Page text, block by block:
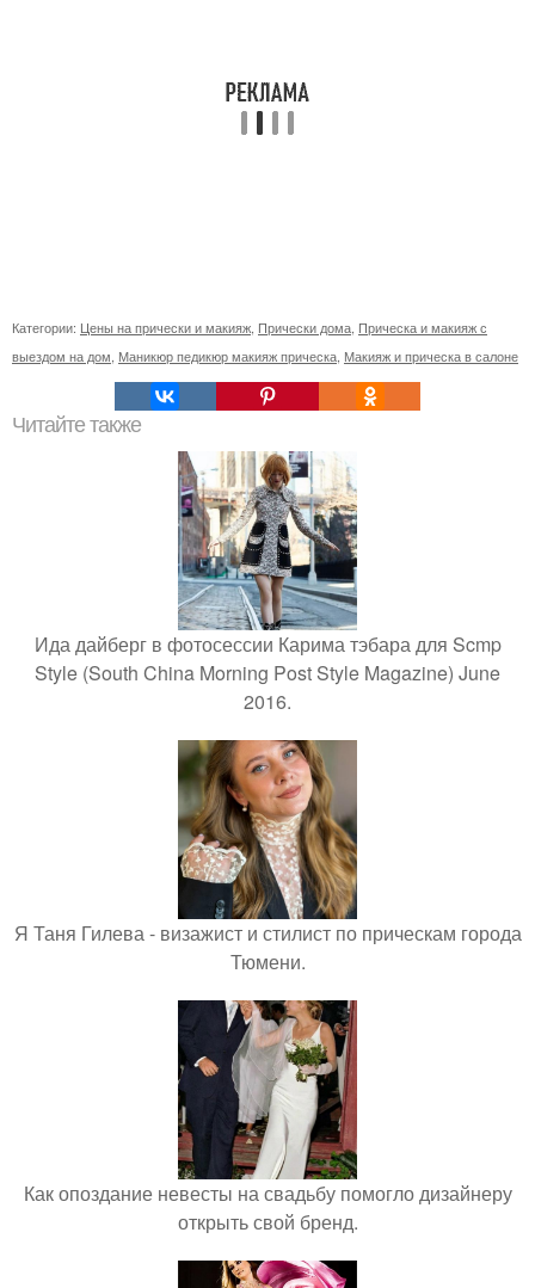
Категории: Цены на прически и макияж Прически дома Прическа и макияж с
выездом на дом Маникюр педикюр макияж прическа Макияж и прическа в салоне
Читайте также
Ида дайберг в фотосессии Карима тэбара для Scmp
Style (South China Morning Post Style Magazine) June
2016.
Я Таня Гилева - визажист и стилист по прическам города
Тюмени.
Как опоздание невесты на свадьбу помогло дизайнеру
открыть свой бренд.